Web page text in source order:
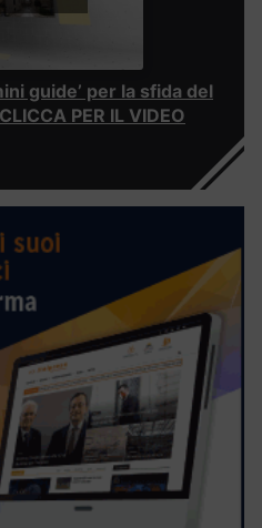
guide’ per la sfida del
PER IL VIDEO